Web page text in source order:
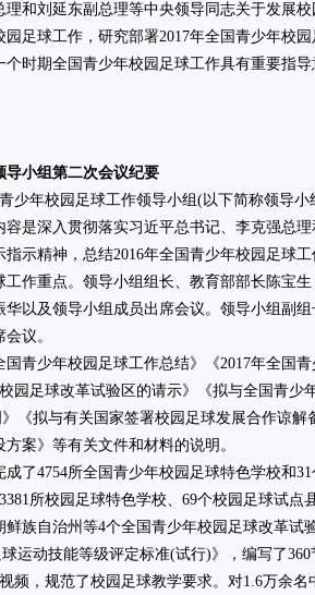
和刘延东副总理等中央领导同志关于发展
足球工作，研究部署2017年全国青少年校
个时期全国青少年校园足球工作具有重要指
导小组第二次会议纪要
年校园足球工作领导小组(以下简称领导小
是深入贯彻落实习近平总书记、李克强总
示精神，总结2016年全国青少年校园足球工
工作重点。领导小组组长、教育部部长陈宝
以及领导小组成员出席会议。领导小组副
议。
青少年校园足球工作总结》《2017年全国青
园足球改革试验区的请示》《拟与全国青少
《拟与有关国家签署校园足球发展合作谅解
案》等有关文件和材料的说明。
了4754所全国青少年校园足球特色学校和
所校园足球特色学校、69个校园足球试点
族自治州等4个全国青少年校园足球改革试
运动技能等级评定标准(试行)》，编写了360
频，规范了校园足球教学要求。对1.6万余名